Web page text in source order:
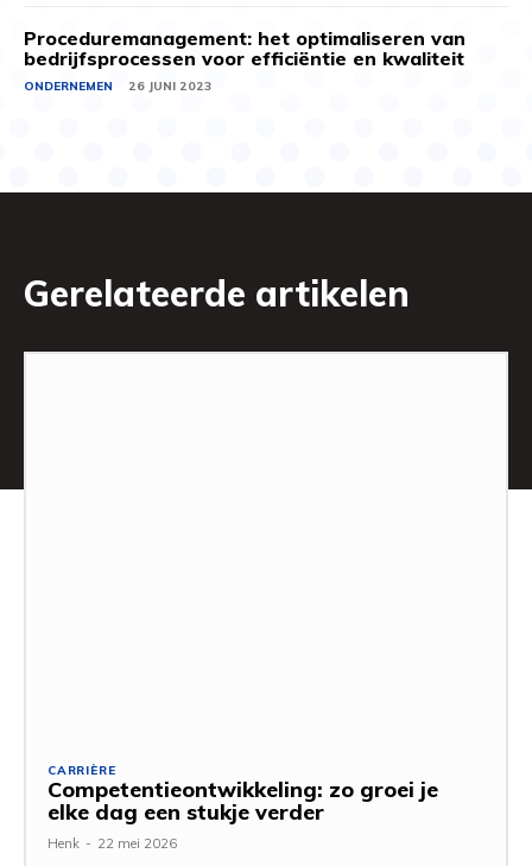
Proceduremanagement: het optimaliseren van
bedrijfsprocessen voor efficiëntie en kwaliteit
ONDERNEMEN 26 JUNI 2023
Gerelateerde artikelen
CARRIÈRE
Competentieontwikkeling: zo groei je
elke dag een stukje verder
Henk - 22 mei 2026